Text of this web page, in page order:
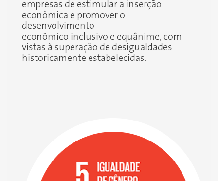
empresas de estimular a inserção
econômica e promover o
desenvolvimento
econômico inclusivo e equânime, com
vistas à superação de desigualdades
historicamente estabelecidas.